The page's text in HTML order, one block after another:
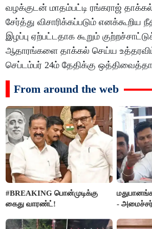
வழக்குடன் மாதம்பட்டி ரங்கராஜ்
சேர்த்து விசாரிக்கப்படும் எனக்கூறிய
இழப்பு ஏற்பட்டதாக கூறும்
ஆதாரங்களை தாக்கல் செய்ய
செப்டம்பர் 24ம் தேதிக்கு
From around the web
#BREAKING பொன்முடிக்கு
கைது வாரண்ட்!
-